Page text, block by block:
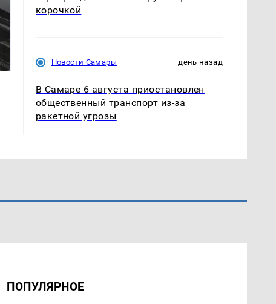
магазина: список
криптомиллионера
корочкой
Новости Самары день назад
В Самаре 6 августа приостановлен
общественный транспорт из-за
ракетной угрозы
ПОПУЛЯРНОЕ